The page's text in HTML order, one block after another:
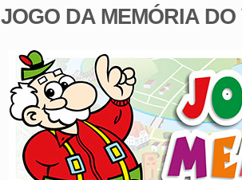
JOGO DA MEMÓRIA